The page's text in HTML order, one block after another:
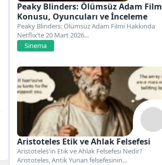
Peaky Blinders: Ölümsüz Adam Film
Konusu, Oyuncuları ve İnceleme
Peaky Blinders: Ölümsüz Adam Filmi Hakkında
Netflix’te 20 Mart 2026...
Sinema
Aristoteles Etik ve Ahlak Felsefesi
Aristoteles'in Etik ve Ahlak Felsefesi Nedir?
Aristoteles, Antik Yunan felsefesinin...